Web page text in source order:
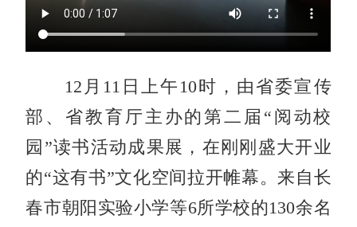
12月11日上午10时，由省委宣传
部、省教育厅主办的第二届“阅动校
园”读书活动成果展，在刚刚盛大开业
的“这有书”文化空间拉开帷幕。来自长
春市朝阳实验小学等6所学校的130余名